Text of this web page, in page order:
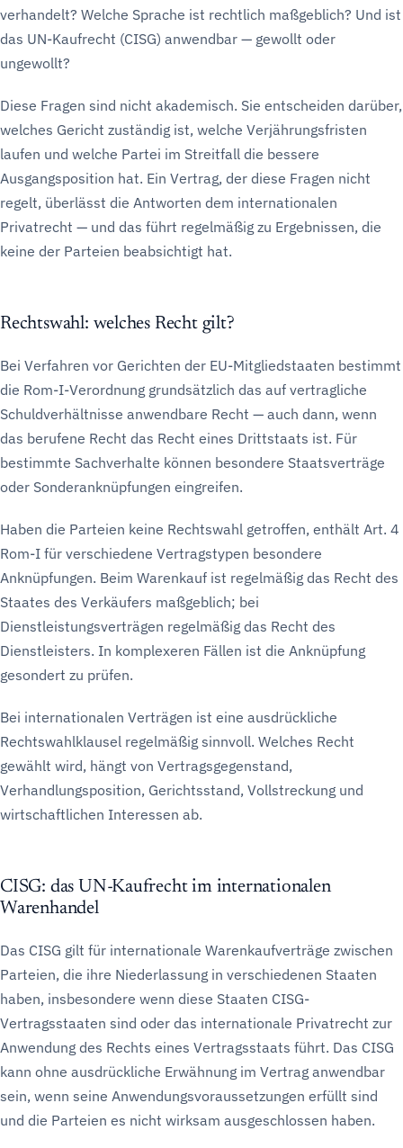
verhandelt? Welche Sprache ist rechtlich maßgeblich? Und ist
das UN-Kaufrecht (CISG) anwendbar — gewollt oder
ungewollt?
Diese Fragen sind nicht akademisch. Sie entscheiden darüber,
welches Gericht zuständig ist, welche Verjährungsfristen
laufen und welche Partei im Streitfall die bessere
Ausgangsposition hat. Ein Vertrag, der diese Fragen nicht
regelt, überlässt die Antworten dem internationalen
Privatrecht — und das führt regelmäßig zu Ergebnissen, die
keine der Parteien beabsichtigt hat.
Rechtswahl: welches Recht gilt?
Bei Verfahren vor Gerichten der EU-Mitgliedstaaten bestimmt
die Rom-I-Verordnung grundsätzlich das auf vertragliche
Schuldverhältnisse anwendbare Recht — auch dann, wenn
das berufene Recht das Recht eines Drittstaats ist. Für
bestimmte Sachverhalte können besondere Staatsverträge
oder Sonderanknüpfungen eingreifen.
Haben die Parteien keine Rechtswahl getroffen, enthält Art. 4
Rom-I für verschiedene Vertragstypen besondere
Anknüpfungen. Beim Warenkauf ist regelmäßig das Recht des
Staates des Verkäufers maßgeblich; bei
Dienstleistungsverträgen regelmäßig das Recht des
Dienstleisters. In komplexeren Fällen ist die Anknüpfung
gesondert zu prüfen.
Bei internationalen Verträgen ist eine ausdrückliche
Rechtswahlklausel regelmäßig sinnvoll. Welches Recht
gewählt wird, hängt von Vertragsgegenstand,
Verhandlungsposition, Gerichtsstand, Vollstreckung und
wirtschaftlichen Interessen ab.
CISG: das UN-Kaufrecht im internationalen
Warenhandel
Das CISG gilt für internationale Warenkaufverträge zwischen
Parteien, die ihre Niederlassung in verschiedenen Staaten
haben, insbesondere wenn diese Staaten CISG-
Vertragsstaaten sind oder das internationale Privatrecht zur
Anwendung des Rechts eines Vertragsstaats führt. Das CISG
kann ohne ausdrückliche Erwähnung im Vertrag anwendbar
sein, wenn seine Anwendungsvoraussetzungen erfüllt sind
und die Parteien es nicht wirksam ausgeschlossen haben.